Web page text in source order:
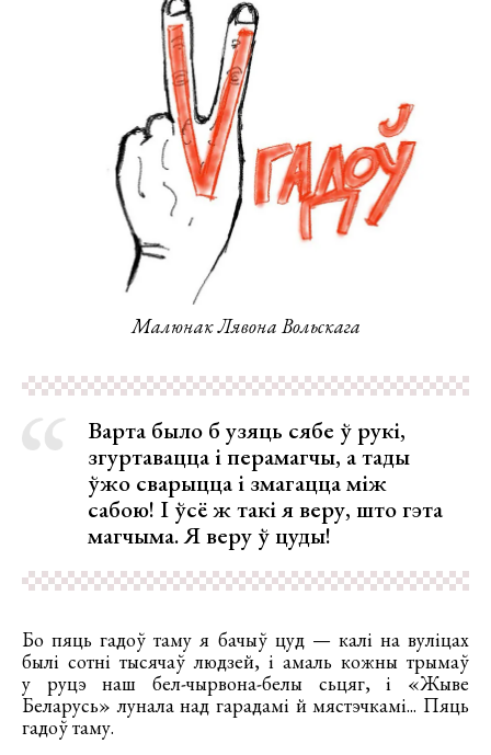
Малюнак Лявона Вольскага
Варта было б узяць сябе ў рукі,
згуртавацца і перамагчы, а тады
ўжо сварыцца і змагацца між
сабою! І ўсё ж такі я веру, што гэта
магчыма. Я веру ў цуды!
Бо пяць гадоў таму я бачыў цуд — калі на вуліцах
былі сотні тысячаў людзей, і амаль кожны трымаў
у руцэ наш бел-чырвона-белы сьцяг, і «Жыве
Беларусь» лунала над гарадамі й мястэчкамі... Пяць
гадоў таму.